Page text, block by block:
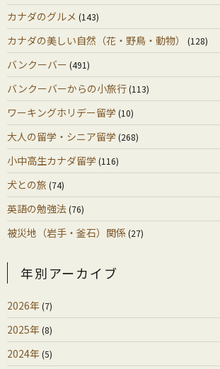
カナダのグルメ (143)
カナダの美しい自然（花・野鳥・動物） (128)
バンクーバー (491)
バンクーバーからの小旅行(113)
ワーキングホリデー留学 (10)
大人の留学・シニア留学 (268)
小中高生カナダ留学 (116)
犬との旅 (74)
英語の勉強法 (76)
被災地（岩手・釜石）関係(27)
年別アーカイブ
2026年(7)
2025年(8)
2024年(5)